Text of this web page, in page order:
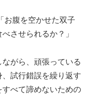
お腹を空かせた双子
させられるか？」
がら、頑張っている
試行錯誤を繰り返す
べて諦めないための